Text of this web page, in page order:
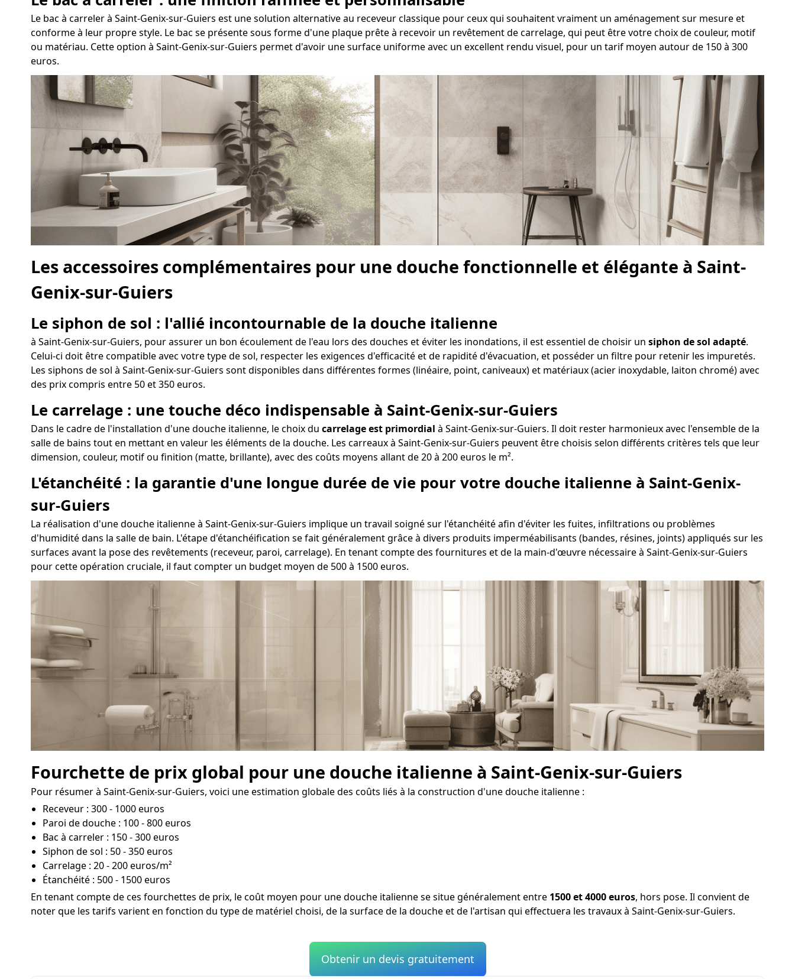
Le bac à carreler à Saint-Genix-sur-Guiers est une solution alternative au receveur classique pour ceux qui souhaitent vraiment un aménagement sur mesure et
conforme à leur propre style. Le bac se présente sous forme d'une plaque prête à recevoir un revêtement de carrelage, qui peut être votre choix de couleur, motif
ou matériau. Cette option à Saint-Genix-sur-Guiers permet d'avoir une surface uniforme avec un excellent rendu visuel, pour un tarif moyen autour de 150 à 300
euros.
Les accessoires complémentaires pour une douche fonctionnelle et élégante à Saint-
Genix-sur-Guiers
Le siphon de sol : l'allié incontournable de la douche italienne
à Saint-Genix-sur-Guiers, pour assurer un bon écoulement de l'eau lors des douches et éviter les inondations, il est essentiel de choisir un siphon de sol adapté.
Celui-ci doit être compatible avec votre type de sol, respecter les exigences d'efficacité et de rapidité d'évacuation, et posséder un filtre pour retenir les impuretés.
Les siphons de sol à Saint-Genix-sur-Guiers sont disponibles dans différentes formes (linéaire, point, caniveaux) et matériaux (acier inoxydable, laiton chromé) avec
des prix compris entre 50 et 350 euros.
Le carrelage : une touche déco indispensable à Saint-Genix-sur-Guiers
Dans le cadre de l'installation d'une douche italienne, le choix du carrelage est primordial à Saint-Genix-sur-Guiers. Il doit rester harmonieux avec l'ensemble de la
salle de bains tout en mettant en valeur les éléments de la douche. Les carreaux à Saint-Genix-sur-Guiers peuvent être choisis selon différents critères tels que leur
dimension, couleur, motif ou finition (matte, brillante), avec des coûts moyens allant de 20 à 200 euros le m².
L'étanchéité : la garantie d'une longue durée de vie pour votre douche italienne à Saint-Genix-
sur-Guiers
La réalisation d'une douche italienne à Saint-Genix-sur-Guiers implique un travail soigné sur l'étanchéité afin d'éviter les fuites, infiltrations ou problèmes
d'humidité dans la salle de bain. L'étape d'étanchéification se fait généralement grâce à divers produits imperméabilisants (bandes, résines, joints) appliqués sur les
surfaces avant la pose des revêtements (receveur, paroi, carrelage). En tenant compte des fournitures et de la main-d'œuvre nécessaire à Saint-Genix-sur-Guiers
pour cette opération cruciale, il faut compter un budget moyen de 500 à 1500 euros.
Fourchette de prix global pour une douche italienne à Saint-Genix-sur-Guiers
Pour résumer à Saint-Genix-sur-Guiers, voici une estimation globale des coûts liés à la construction d'une douche italienne :
Receveur : 300 - 1000 euros
Paroi de douche : 100 - 800 euros
Bac à carreler : 150 - 300 euros
Siphon de sol : 50 - 350 euros
Carrelage : 20 - 200 euros/m²
Étanchéité : 500 - 1500 euros
En tenant compte de ces fourchettes de prix, le coût moyen pour une douche italienne se situe généralement entre 1500 et 4000 euros, hors pose. Il convient de
noter que les tarifs varient en fonction du type de matériel choisi, de la surface de la douche et de l'artisan qui effectuera les travaux à Saint-Genix-sur-Guiers.
Obtenir un devis gratuitement